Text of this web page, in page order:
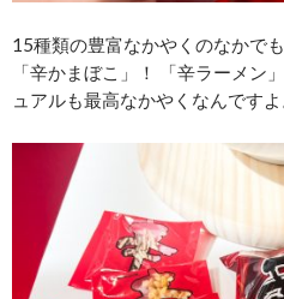
15種類の豊富なかやくのなかで
「辛かまぼこ」！ 「辛ラーメン
ュアルも最高なかやくなんですよ